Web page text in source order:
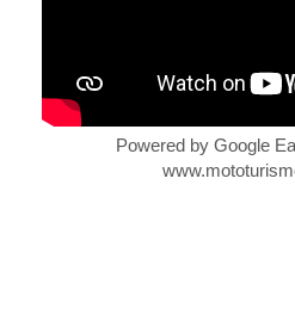
Powered by Google